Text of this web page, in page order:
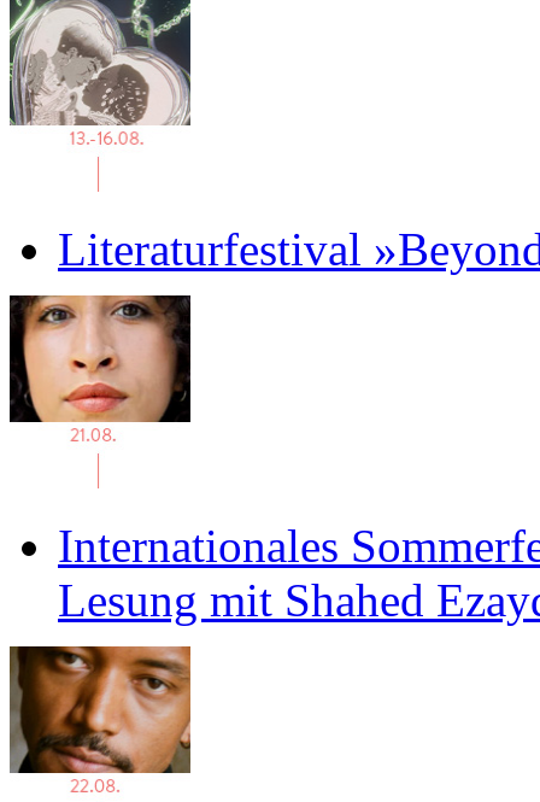
Literaturfestival
Internationales
Lesung mit Shahed